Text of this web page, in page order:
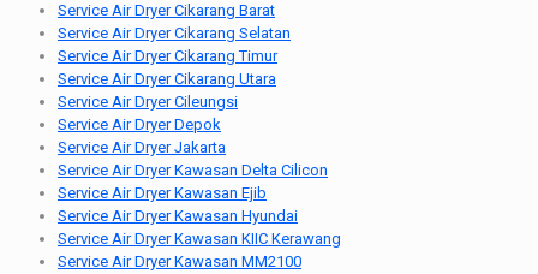
Service Air Dryer Cikarang Barat
Service Air Dryer Cikarang Selatan
Service Air Dryer Cikarang Timur
Service Air Dryer Cikarang Utara
Service Air Dryer Cileungsi
Service Air Dryer Depok
Service Air Dryer Jakarta
Service Air Dryer Kawasan Delta Cilicon
Service Air Dryer Kawasan Ejib
Service Air Dryer Kawasan Hyundai
Service Air Dryer Kawasan KIIC Kerawang
Service Air Dryer Kawasan MM2100